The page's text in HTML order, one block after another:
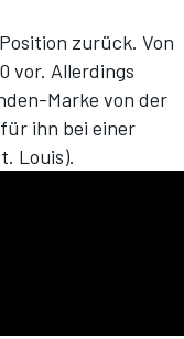
zurück. Von
vor. Allerdings
Marke von der
ihn bei einer
Louis).